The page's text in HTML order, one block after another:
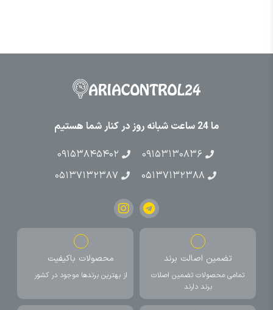
ما 24 ساعت شبانه روز در کنار شما هستیم
۰۹۱۵۳۱۳۰۸۳۶
۰۹۱۵۳۸۴۵۴۰۲
۰۵۱۳۷۱۳۲۳۸۸
۰۵۱۳۷۱۳۲۳۸۷
تضمین اصالت برند
تمامی محصولات تضمین اصلات
برند دارند
محصولات باکیفیت
از بهترین برندها موجود در کشور